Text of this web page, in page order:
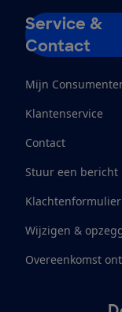
Service &
Contact
Mijn
Klantenservice
Contact
Stuur een bericht
Klachtenformulier
Wijzigen &
Overeenkomst